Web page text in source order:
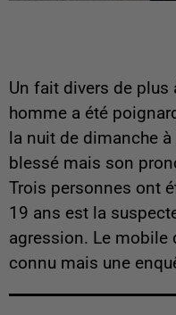
Un fait divers de plus
homme a été
la nuit de dimanche
blessé mais son
Trois personnes ont
19 ans est la
agression. Le mobile
connu mais une